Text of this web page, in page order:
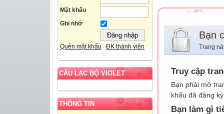
Mật khẩu
Ghi nhớ
Quên mật khẩu ĐK thành viên
CÂU LẠC BỘ VIOLET
THÔNG TIN
Bạn
Trang
Truy cập
Bạn phải mở
khẩu đã đăng
Bạn làm gì